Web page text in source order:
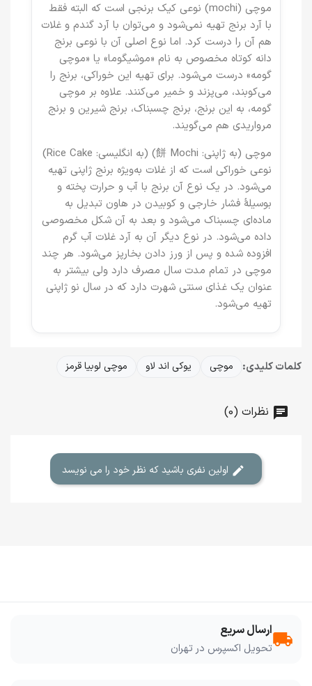
موچی (mochi) نوعی کیک برنجی است که البته فقط
با آرد برنج تهیه نمی‌شود و می‌توان با آرد گندم و غلات
هم آن را درست کرد. اما نوع اصلی آن با نوعی برنج
دانه کوتاه مخصوص به نام «موشیگوما» یا «موچی‌
گومه» درست می‌شود. برای تهیه این خوراکی، برنج را
می‌کوبند، می‌پزند و خمیر می‌کنند. علاوه بر موچی
گومه، به این برنج، برنج چسبناک، برنج شیرین و برنج
مرواریدی هم می‌گویند.
موچی (به ژاپنی: 餅 Mochi) (به انگلیسی: Rice Cake)
نوعی خوراکی است که از غلات به‌ویژه برنج ژاپنی تهیه
می‌شود. در یک نوع آن برنج با آب و حرارت پخته و
بوسیلهٔ فشار خارجی و کوبیدن در هاون تبدیل به
ماده‌ای چسبناک می‌شود و بعد به آن شکل مخصوصی
داده می‌شود. در نوع دیگر آن به آرد غلات آب گرم
افزوده شده و پس از ورز دادن بخارپز می‌شود. هر چند
موچی در تمام مدت سال مصرف دارد ولی بیشتر به
عنوان یک غذای سنتی شهرت دارد که در سال نو ژاپنی
تهیه می‌شود.
کلمات کلیدی: موچی یوکی اند لاو موچی لوبیا قرمز
نظرات (0)
local_shippingارسال سریع
تحویل اکسپرس در تهران